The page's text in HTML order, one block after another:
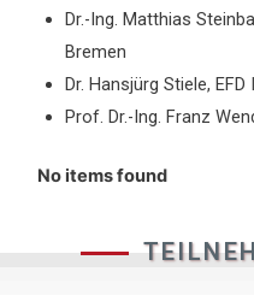
Dr.-Ing. Matthias
Bremen
Dr. Hansjürg Stiele,
Prof. Dr.-Ing. Franz
No items found